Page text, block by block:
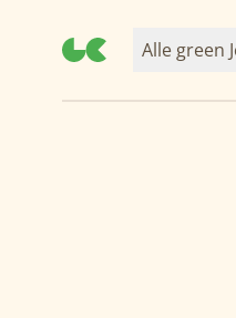
Alle green